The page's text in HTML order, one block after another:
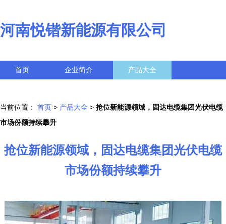
河南悦锴新能源有限公司
首页 企业简介 产品大全
当前位置： 首页 > 产品大全 > 抢位新能源领域，固达电缆集团光伏电缆
市场份额持续攀升
抢位新能源领域，固达电缆集团光伏电缆
市场份额持续攀升